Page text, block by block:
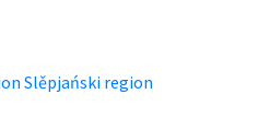
Slěpjański region